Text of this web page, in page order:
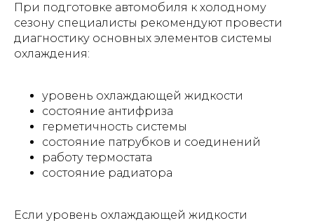
При подготовке автомобиля к холодному
сезону специалисты рекомендуют провести
диагностику основных элементов системы
охлаждения:
уровень охлаждающей жидкости
состояние антифриза
герметичность системы
состояние патрубков и соединений
работу термостата
состояние радиатора
Если уровень охлаждающей жидкости